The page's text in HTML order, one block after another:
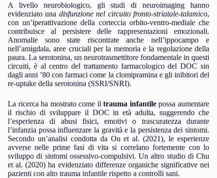
A livello neurobiologico, gli studi di neuroimaging hanno
evidenziato una disfunzione nel circuito fronto-striatale-talamico,
con un’iperattivazione della corteccia orbito-ventro-mediale che
contribuisce al persistere delle rappresentazioni emozionali.
Anomalie sono state riscontrate anche nell’ippocampo e
nell’amigdala, aree cruciali per la memoria e la regolazione della
paura. La serotonina, un neurotrasmettitore fondamentale in questi
circuiti, è al centro del trattamento farmacologico del DOC sin
dagli anni ’80 con farmaci come la clomipramina e gli inibitori del
re-uptake della serotonina (SSRI/SNRI).
La ricerca ha mostrato come iltrauma infantilepossa aumentare
il rischio di sviluppare il DOC in età adulta, suggerendo che
l’esperienza di abusi fisici, emotivi o trascuratezza durante
l’infanzia possa influenzare la gravità e la persistenza dei sintomi.
Secondo un’analisi condotta da Ou et al. (2021), le esperienze
avverse nelle prime fasi di vita si correlano fortemente con lo
sviluppo di sintomi ossessivo-compulsivi. Un altro studio di Chu
et al. (2020) ha evidenziato differenze organiche significative nei
pazienti con alto trauma infantile rispetto a controlli sani.